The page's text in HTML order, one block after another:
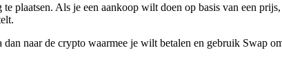
plaatsen. Als je een aankoop wilt doen op basis van een
naar de crypto waarmee je wilt betalen en gebruik Swap